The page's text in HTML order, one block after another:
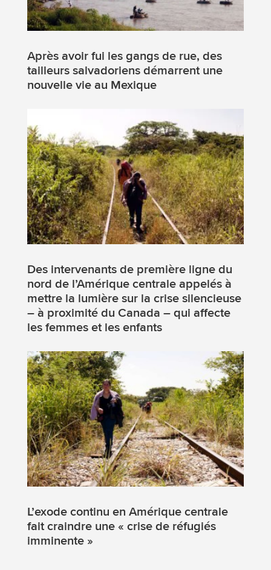
Après avoir fui les gangs de rue, des
tailleurs salvadoriens démarrent une
nouvelle vie au Mexique
Des intervenants de première ligne du
nord de l’Amérique centrale appelés à
mettre la lumière sur la crise silencieuse
– à proximité du Canada – qui affecte
les femmes et les enfants
L’exode continu en Amérique centrale
fait craindre une « crise de réfugiés
imminente »